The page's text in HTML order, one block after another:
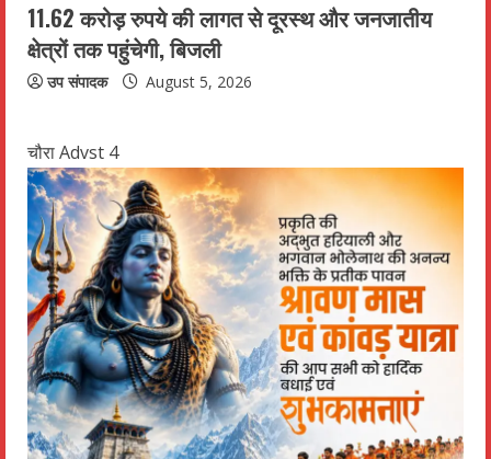
11.62 करोड़ रुपये की लागत से दूरस्थ और जनजातीय
क्षेत्रों तक पहुंचेगी, बिजली
उप संपादक August 5, 2026
चौरा Advst 4